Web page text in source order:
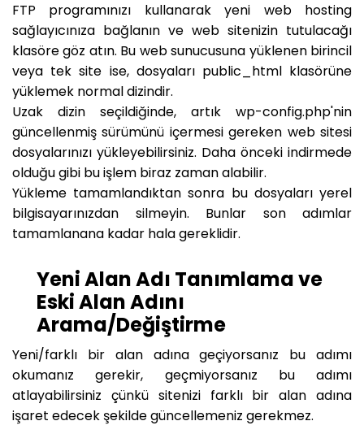
FTP programınızı kullanarak yeni web hosting
sağlayıcınıza bağlanın ve web sitenizin tutulacağı
klasöre göz atın. Bu web sunucusuna yüklenen birincil
veya tek site ise, dosyaları public_html klasörüne
yüklemek normal dizindir.
Uzak dizin seçildiğinde, artık wp-config.php'nin
güncellenmiş sürümünü içermesi gereken web sitesi
dosyalarınızı yükleyebilirsiniz. Daha önceki indirmede
olduğu gibi bu işlem biraz zaman alabilir.
Yükleme tamamlandıktan sonra bu dosyaları yerel
bilgisayarınızdan silmeyin. Bunlar son adımlar
tamamlanana kadar hala gereklidir.
Yeni Alan Adı Tanımlama ve
Eski Alan Adını
Arama/Değiştirme
Yeni/farklı bir alan adına geçiyorsanız bu adımı
okumanız gerekir, geçmiyorsanız bu adımı
atlayabilirsiniz çünkü sitenizi farklı bir alan adına
işaret edecek şekilde güncellemeniz gerekmez.